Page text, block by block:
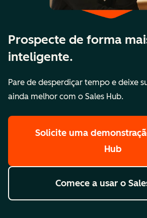
Prospecte de forma
inteligente.
Pare de desperdiçar tempo e deixe
ainda melhor com o Sales Hub.
Solicite uma
Hub
Comece a usar o